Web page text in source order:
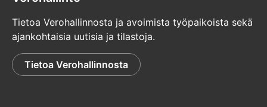
Tietoa Verohallinnosta ja avoimista työpaikoista sekä
ajankohtaisia uutisia ja tilastoja.
Tietoa Verohallinnosta